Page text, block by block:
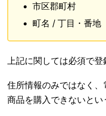
市区郡町村
町名 / 丁目・番地
上記に関しては必須で
住所情報のみではなく
商品を購入できないとい